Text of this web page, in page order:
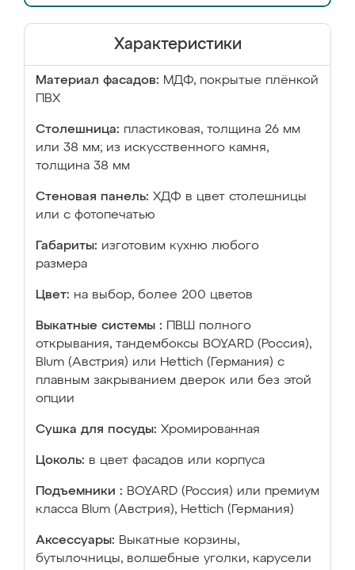
Характеристики
Материал фасадов: МДФ, покрытые плёнкой
ПВХ
Столешница: пластиковая, толщина 26 мм
или 38 мм; из искусственного камня,
толщина 38 мм
Стеновая панель: ХДФ в цвет столешницы
или с фотопечатью
Габариты: изготовим кухню любого
размера
Цвет: на выбор, более 200 цветов
Выкатные системы :
ПВШ полного
открывания, тандембоксы BOYARD (Россия),
Blum (Австрия) или Hettich (Германия) с
плавным закрыванием дверок или без этой
опции
Сушка для посуды: Хромированная
Цоколь: в цвет фасадов или корпуса
Подъемники : BOYARD (Россия) или премиум
класса Blum (Австрия), Hettich (Германия)
Аксессуары: Выкатные корзины,
бутылочницы, волшебные уголки, карусели